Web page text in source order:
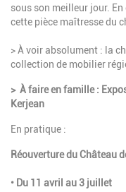
sous son meilleur jour.
cette pièce maîtresse du
> À voir absolument : la
collection de mobilier
> À faire en famille :
Kerjean
En pratique :
Réouverture du Château
• Du 11 avril au 3 juillet